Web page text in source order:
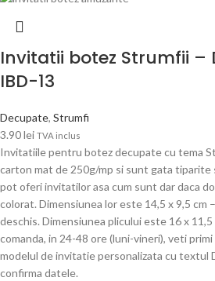
Invitatii botez Strumfii –
IBD-13
Decupate, Strumfi
3.90lei TVA inclus
Invitatiile pentru botez decupate cu tema
carton mat de 250g/mp si sunt gata tiparite
pot oferi invitatilor asa cum sunt dar daca
colorat. Dimensiunea lor este 14,5 x 9,5 cm
deschis. Dimensiunea plicului este 16 x 11,5
comanda, in 24-48 ore (luni-vineri), veti
modelul de invitatie personalizata cu textul
confirma datele.